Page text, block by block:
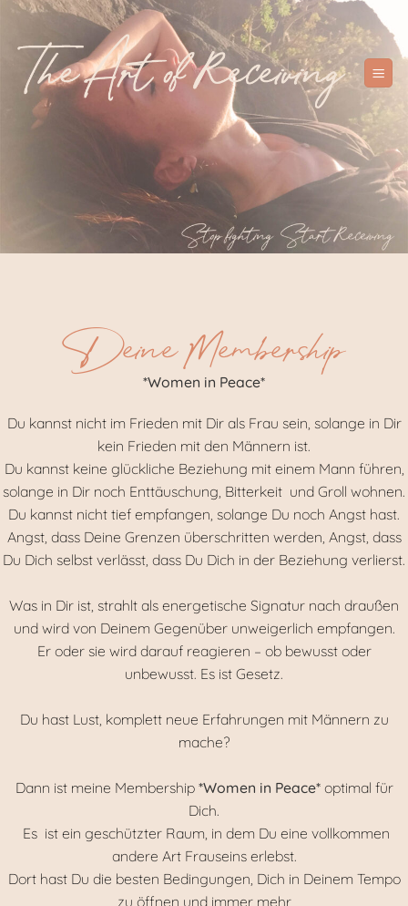
Zum
springen
Deine Membership
*Women in Peace*
Du kannst nicht im Frieden mit Dir als Frau sein, solange in Dir
kein Frieden mit den Männern ist.
Du kannst keine glückliche Beziehung mit einem Mann führen,
solange in Dir noch Enttäuschung, Bitterkeit und Groll wohnen.
Du kannst nicht tief empfangen, solange Du noch Angst hast.
Angst, dass Deine Grenzen überschritten werden, Angst, dass
Du Dich selbst verlässt, dass Du Dich in der Beziehung verlierst.
Was in Dir ist, strahlt als energetische Signatur nach draußen
und wird von Deinem Gegenüber unweigerlich empfangen.
Er oder sie wird darauf reagieren – ob bewusst oder
unbewusst. Es ist Gesetz.
Du hast Lust, komplett neue Erfahrungen mit Männern zu
mache?
Dann ist meine Membership *Women in Peace*optimal für
Dich.
Es ist ein geschützter Raum, in dem Du eine vollkommen
andere Art Frauseins erlebst.
Dort hast Du die besten Bedingungen, Dich in Deinem Tempo
zu öffnen und immer mehr